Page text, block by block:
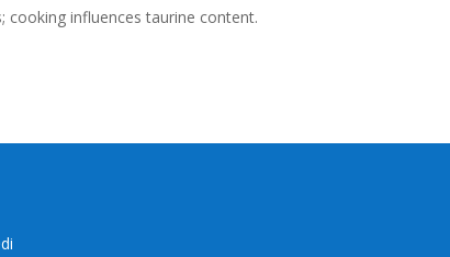
cooking influences taurine content.